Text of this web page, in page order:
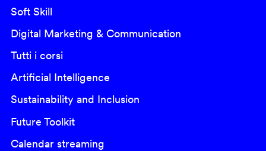
Soft Skill
Digital Marketing & Communication
Tutti i corsi
Artificial Intelligence
Sustainability and Inclusion
Future Toolkit
Calendar streaming